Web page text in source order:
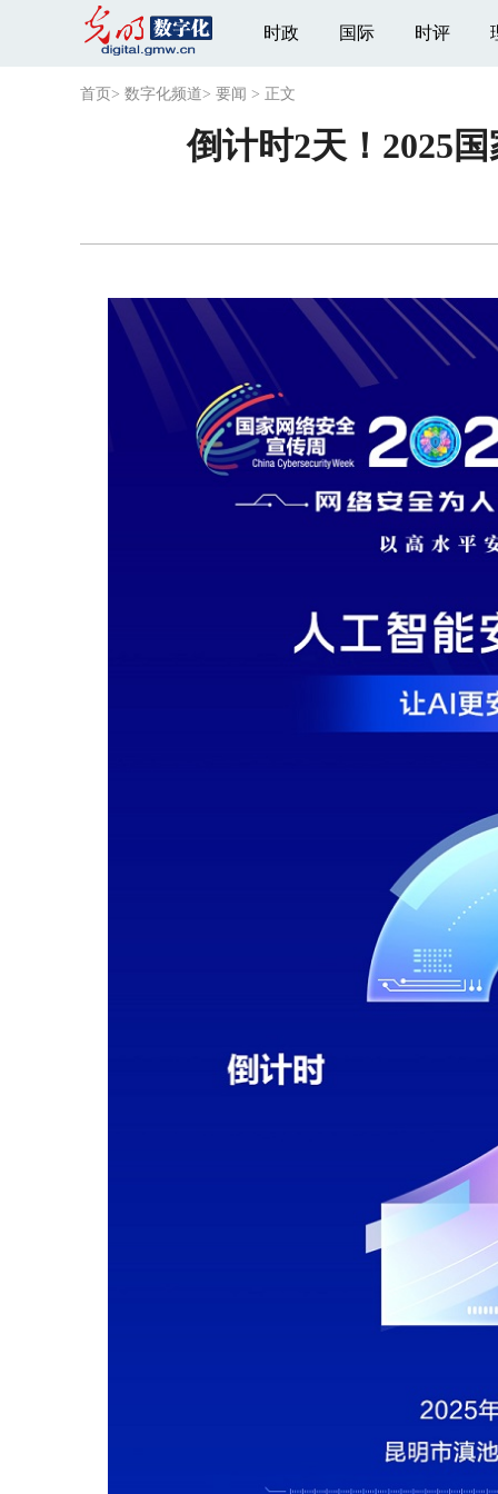
时政 国际 时评
首页 > 数字化频道> 要闻 > 正文
倒计时2天！2025